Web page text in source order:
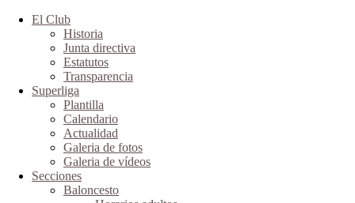
El Club
Historia
Junta directiva
Estatutos
Transparencia
Superliga
Plantilla
Calendario
Actualidad
Galeria de fotos
Galeria de vídeos
Secciones
Baloncesto